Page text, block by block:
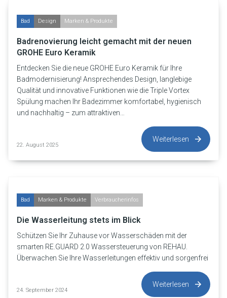
Bad Design Marken & Produkte
Badrenovierung leicht gemacht mit der neuen
GROHE Euro Keramik
Entdecken Sie die neue GROHE Euro Keramik für Ihre
Badmodernisierung! Ansprechendes Design, langlebige
Qualität und innovative Funktionen wie die Triple Vortex
Spülung machen Ihr Badezimmer komfortabel, hygienisch
und nachhaltig – zum attraktiven…
22. August 2025
Weiterlesen
Bad Marken & Produkte Verbraucherinfos
Die Wasserleitung stets im Blick
Schützen Sie Ihr Zuhause vor Wasserschäden mit der
smarten RE.GUARD 2.0 Wassersteuerung von REHAU.
Überwachen Sie Ihre Wasserleitungen effektiv und sorgenfrei
24. September 2024
Weiterlesen